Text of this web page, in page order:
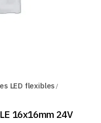
LED flexibles
16x16mm 24V